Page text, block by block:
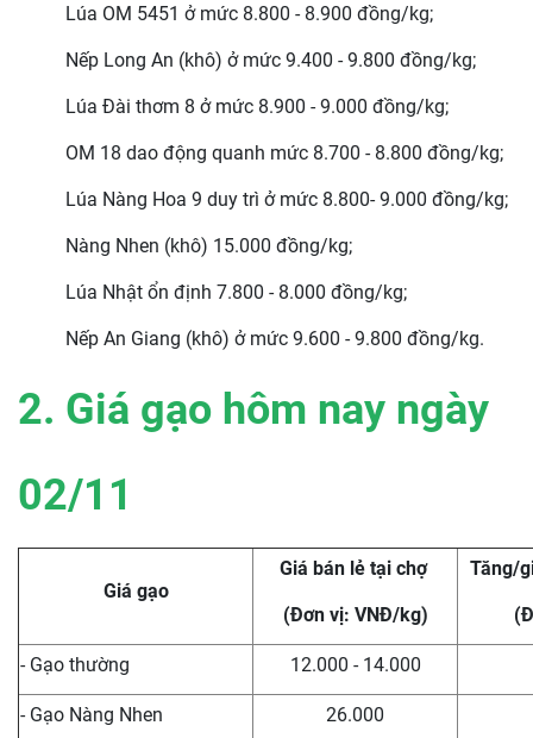
Lúa OM 5451 ở mức 8.800 - 8.900 đồng/kg;
Nếp Long An (khô) ở mức 9.400 - 9.800 đồng/kg;
Lúa Đài thơm 8 ở mức 8.900 - 9.000 đồng/kg;
OM 18 dao động quanh mức 8.700 - 8.800 đồng/kg;
Lúa Nàng Hoa 9 duy trì ở mức 8.800- 9.000 đồng/kg;
Nàng Nhen (khô) 15.000 đồng/kg;
Lúa Nhật ổn định 7.800 - 8.000 đồng/kg;
Nếp An Giang (khô) ở mức 9.600 - 9.800 đồng/kg.
2. Giá gạo hôm nay ngày
02/11
Giá gạo
Giá bán lẻ tại chợ
(Đơn vị: VNĐ/kg)
Tăng/
- Gạo thường 12.000 - 14.000
- Gạo Nàng Nhen 26.000